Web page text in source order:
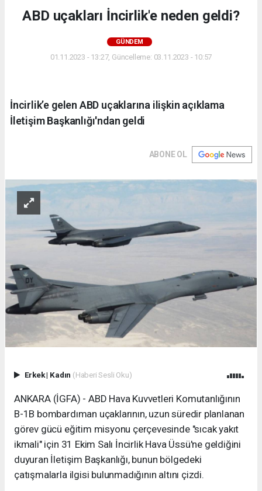
ABD uçakları İncirlik'e neden geldi?
GÜNDEM
01.11.2023 - 13:27, Güncelleme: 03.11.2023 - 10:57
İncirlik’e gelen ABD uçaklarına ilişkin açıklama
İletişim Başkanlığı'ndan geldi
ABONE OL
Erkek| Kadın (Haberi Sesli Oku)
ANKARA (İGFA) - ABD Hava Kuvvetleri Komutanlığının
B-1B bombardıman uçaklarının, uzun süredir planlanan
görev gücü eğitim misyonu çerçevesinde "sıcak yakıt
ikmali" için 31 Ekim Salı İncirlik Hava Üssü'ne geldiğini
duyuran İletişim Başkanlığı, bunun bölgedeki
çatışmalarla ilgisi bulunmadığının altını çizdi.